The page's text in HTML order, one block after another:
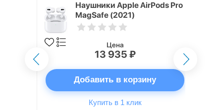
Наушники Apple AirPods Pro
MagSafe (2021)
Цена
13 935 ₽
Добавить в корзину
Купить в 1 клик